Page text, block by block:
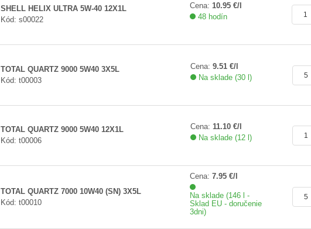
SHELL HELIX ULTRA 5W-40 12X1L
Kód: s00022
Cena: 10.95 €/l
48 hodín
TOTAL QUARTZ 9000 5W40 3X5L
Kód: t00003
Cena: 9.51 €/l
Na sklade (30 l)
TOTAL QUARTZ 9000 5W40 12X1L
Kód: t00006
Cena: 11.10 €/l
Na sklade (12 l)
TOTAL QUARTZ 7000 10W40 (SN) 3X5L
Kód: t00010
Cena: 7.95 €/l
Na sklade (146 l -
Sklad EU - doručenie
3dni)